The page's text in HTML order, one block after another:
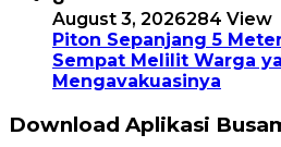
August 3, 2026284 View
Piton Sepanjang 5
Sempat Melilit Warga
Mengavakuasinya
Download Aplikasi